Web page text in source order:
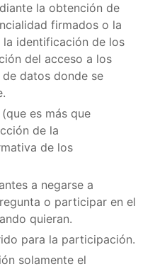
la obtención de
firmados o la
identificación de los
del acceso a los
datos donde se
es más que
de la
de los
a negarse a
o participar en el
quieran.
para la participación.
solamente el